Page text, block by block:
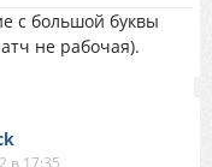
с большой буквы
не рабочая).
в 17:35